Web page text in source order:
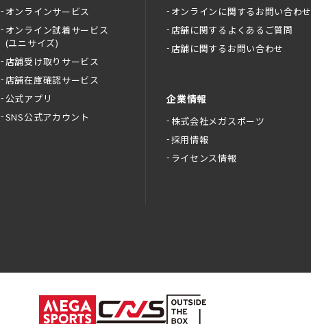
オンラインサービス
オンライン試着サービス
(ユニサイズ)
店舗受け取りサービス
店舗在庫確認サービス
公式アプリ
SNS公式アカウント
オンラインに関するお問い合わせ
店舗に関するよくあるご質問
店舗に関するお問い合わせ
企業情報
株式会社メガスポーツ
採用情報
ライセンス情報